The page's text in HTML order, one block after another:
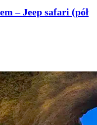
– Jeep safari (pół